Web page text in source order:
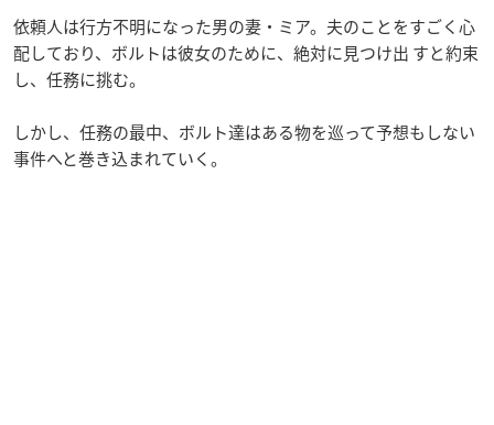
依頼人は行方不明になった男の妻・ミア。夫のことをすごく心
配しており、ボルトは彼女のために、絶対に見つけ出 すと約束
し、任務に挑む。
しかし、任務の最中、ボルト達はある物を巡って予想もしない
事件へと巻き込まれていく。